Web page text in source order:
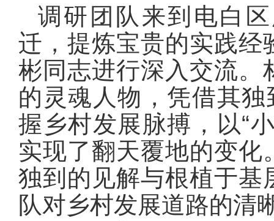
调研团队来到电白
迁，提炼宝贵的实践经
彬同志进行深入交流。
的灵魂人物，凭借其独
握乡村发展脉搏，以“
实现了翻天覆地的变
独到的见解与根植于基
队对乡村发展道路的清